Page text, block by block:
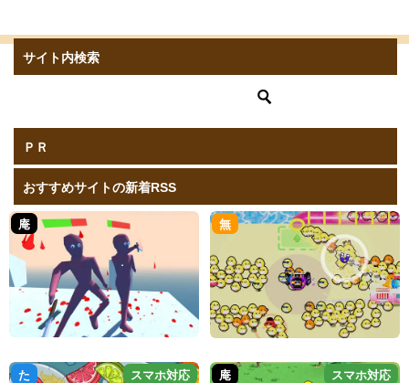
サイト内検索
ＰＲ
おすすめサイトの新着RSS
庵 無
た スマホ対応 庵 スマホ対応